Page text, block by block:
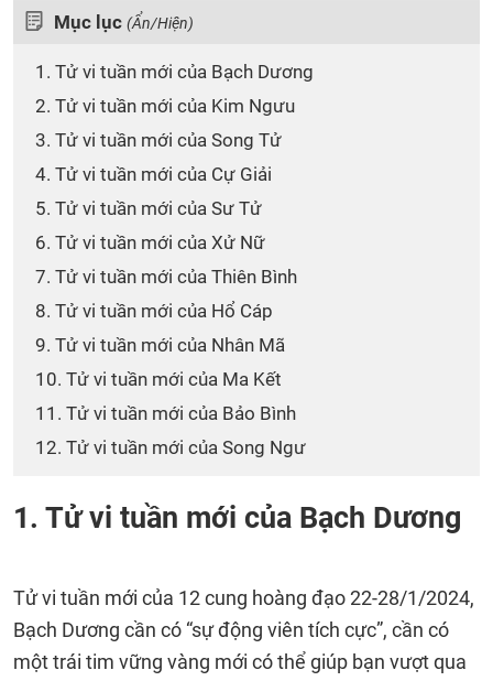
Mục lục (Ẩn/Hiện)
1. Tử vi tuần mới của Bạch Dương
2. Tử vi tuần mới của Kim Ngưu
3. Tử vi tuần mới của Song Tử
4. Tử vi tuần mới của Cự Giải
5. Tử vi tuần mới của Sư Tử
6. Tử vi tuần mới của Xử Nữ
7. Tử vi tuần mới của Thiên Bình
8. Tử vi tuần mới của Hổ Cáp
9. Tử vi tuần mới của Nhân Mã
10. Tử vi tuần mới của Ma Kết
11. Tử vi tuần mới của Bảo Bình
12. Tử vi tuần mới của Song Ngư
1. Tử vi tuần mới của Bạch Dương
Tử vi tuần mới của 12 cung hoàng đạo 22-28/1/2024,
Bạch Dương cần có “sự động viên tích cực”, cần có
một trái tim vững vàng mới có thể giúp bạn vượt qua